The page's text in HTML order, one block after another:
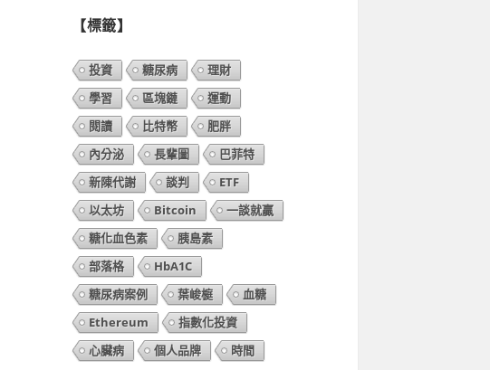
【標籤】
投資 糖尿病
理財
學習
區塊鏈
運動
閱讀
比特幣
肥胖
內分泌
長輩圖
巴菲特
新陳代謝
談判
ETF
以太坊
Bitcoin
一談就贏
糖化血色素
胰島素
部落格
HbA1C
糖尿病案例
葉峻榳
血糖
Ethereum
指數化投資
心臟病
個人品牌 時間